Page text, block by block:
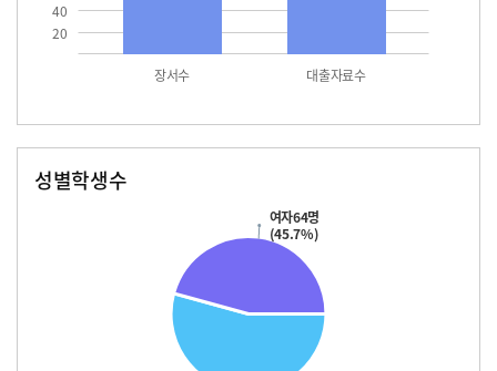
20
40
장서수 대출자료수
성별학생수
여자64명
(45.7%)